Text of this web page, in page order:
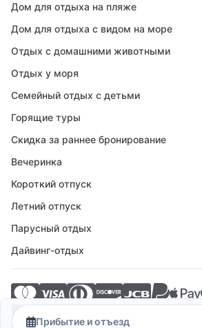
Прибытие и отъезд
Дом для отдыха на пляже
Дом для отдыха с видом на море
Отдых с домашними животными
Отдых у моря
Семейный отдых с детьми
Горящие туры
Скидка за раннее бронирование
Вечеринка
Короткий отпуск
Летний отпуск
Парусный отдых
Дайвинг-отдых